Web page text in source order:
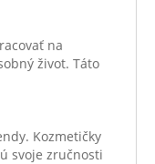
na
život. Táto
Kozmetičky
svoje zručnosti